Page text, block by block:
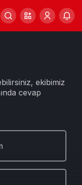
ekibimiz
cevap